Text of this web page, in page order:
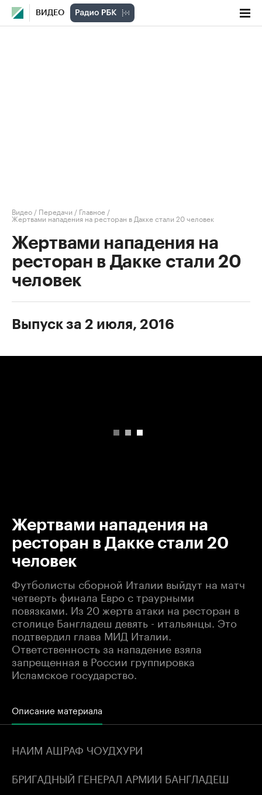
ВИДЕО
Видео / Передачи / Главное /
Жертвами нападения на ресторан в Дакке стали 20 человек
Жертвами нападения на
ресторан в Дакке стали 20
человек
Выпуск за 2 июля, 2016
Жертвами нападения на
ресторан в Дакке стали 20
человек
Футболисты сборной Италии выйдут на матч
четверть финала Евро с траурными
повязками. Из 20 жертв атаки на ресторан в
столице Бангладеш девять - итальянцы. Это
подтвердил глава МИД Италии.
Ответственность за нападение взяла
запрещенная в России группировка
Исламское государство.
Описание материала
НАИМ АШРАФ ЧОУДХУРИ
БРИГАДНЫЙ ГЕНЕРАЛ АРМИИ БАНГЛАДЕШ